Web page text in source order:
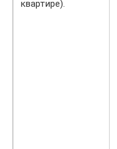
квартире).